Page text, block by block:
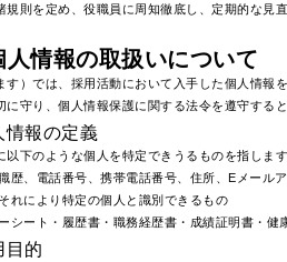
規則を定め、役職員に周知徹底し、定期的な見
情報の取扱いについて
す）では、採用活動において入手した個人情
に守り、個人情報保護に関する法令を遵守す
情報の定義
以下のような個人を特定できうるものを指しま
歴、電話番号、携帯電話番号、住所、Eメール
れにより特定の個人と識別できるもの
シート・履歴書・職務経歴書・成績証明書・健
目的